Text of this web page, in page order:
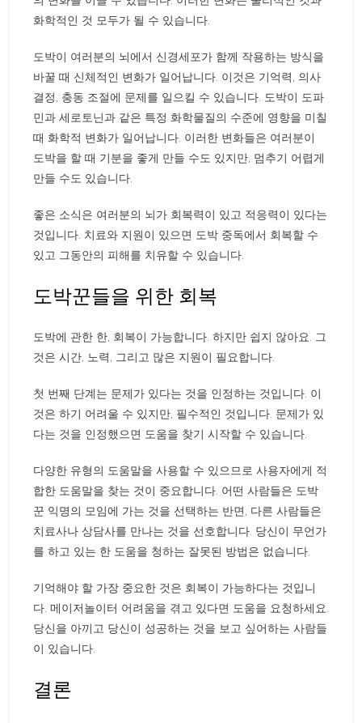
화학적인 것 모두가 될 수 있습니다.
도박이 여러분의 뇌에서 신경세포가 함께 작용하는 방식을
바꿀 때 신체적인 변화가 일어납니다. 이것은 기억력, 의사
결정, 충동 조절에 문제를 일으킬 수 있습니다. 도박이 도파
민과 세로토닌과 같은 특정 화학물질의 수준에 영향을 미칠
때 화학적 변화가 일어납니다. 이러한 변화들은 여러분이
도박을 할 때 기분을 좋게 만들 수도 있지만, 멈추기 어렵게
만들 수도 있습니다.
좋은 소식은 여러분의 뇌가 회복력이 있고 적응력이 있다는
것입니다. 치료와 지원이 있으면 도박 중독에서 회복할 수
있고 그동안의 피해를 치유할 수 있습니다.
도박꾼들을 위한 회복
도박에 관한 한, 회복이 가능합니다. 하지만 쉽지 않아요. 그
것은 시간, 노력, 그리고 많은 지원이 필요합니다.
첫 번째 단계는 문제가 있다는 것을 인정하는 것입니다. 이
것은 하기 어려울 수 있지만, 필수적인 것입니다. 문제가 있
다는 것을 인정했으면 도움을 찾기 시작할 수 있습니다.
다양한 유형의 도움말을 사용할 수 있으므로 사용자에게 적
합한 도움말을 찾는 것이 중요합니다. 어떤 사람들은 도박
꾼 익명의 모임에 가는 것을 선택하는 반면, 다른 사람들은
치료사나 상담사를 만나는 것을 선호합니다. 당신이 무언가
를 하고 있는 한 도움을 청하는 잘못된 방법은 없습니다.
기억해야 할 가장 중요한 것은 회복이 가능하다는 것입니
다. 메이저놀이터 어려움을 겪고 있다면 도움을 요청하세요.
당신을 아끼고 당신이 성공하는 것을 보고 싶어하는 사람들
이 있습니다.
결론